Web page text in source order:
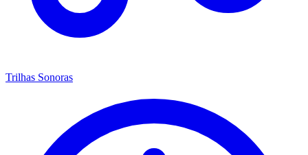
Trilhas Sonoras